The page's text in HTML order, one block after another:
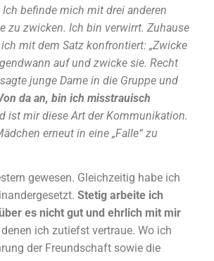
befinde mich mit drei anderen
zu zwicken. Ich bin verwirrt. Zuhause
mit dem Satz konfrontiert: „Zwicke
auf und zwicke sie. Recht
junge Dame in die Gruppe und
da an, bin ich misstrauisch
ist mir diese Art der Kommunikation.
erneut in eine „Falle“ zu
gewesen. Gleichzeitig habe ich
Stetig arbeite ich
es nicht gut und ehrlich mit mir
ich zutiefst vertraue. Wo ich
der Freundschaft sowie die